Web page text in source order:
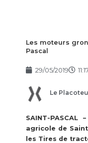
Les moteurs
Pascal
29/05/2019
Le
SAINT-
agricole de
les Tires de